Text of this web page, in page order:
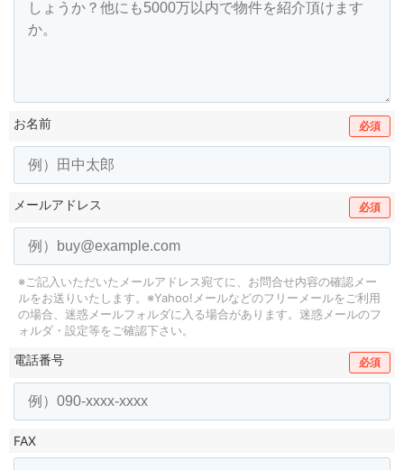
お名前 必須
メールアドレス 必須
※ご記入いただいたメールアドレス宛てに、お問合せ内容の確認メー
ルをお送りいたします。 ※Yahoo!メールなどのフリーメールをご利用
の場合、迷惑メールフォルダに入る場合があります。 迷惑メールのフ
ォルダ・設定等をご確認下さい。
電話番号 必須
FAX